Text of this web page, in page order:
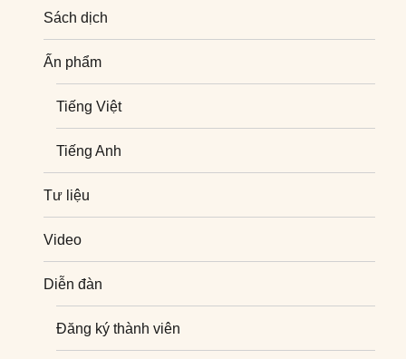
Sách dịch
Ấn phẩm
Tiếng Việt
Tiếng Anh
Tư liệu
Video
Diễn đàn
Đăng ký thành viên